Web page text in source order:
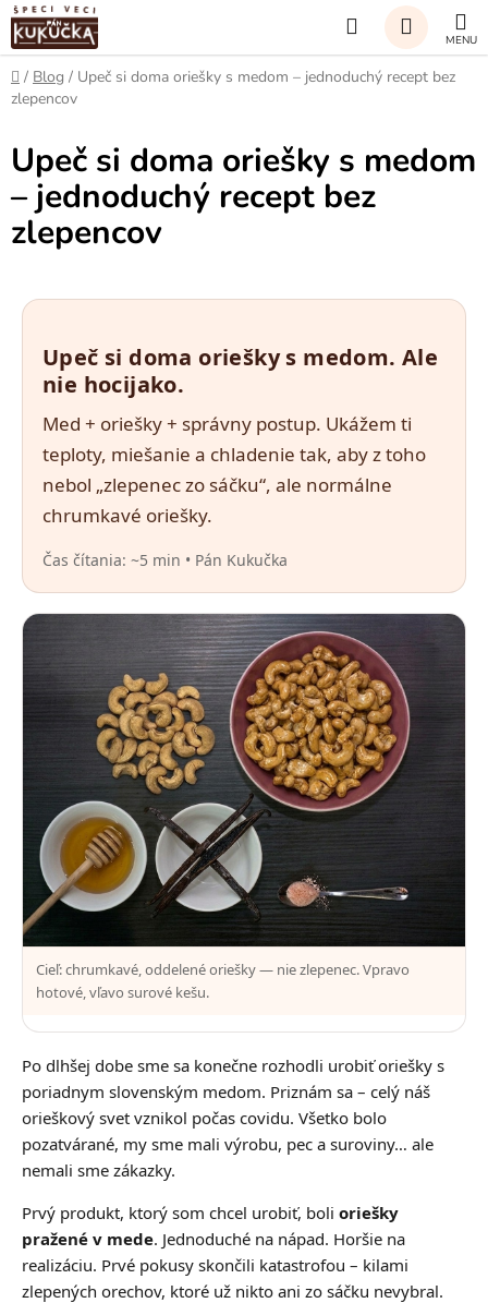
Prejsť
na
obsah
Hľadať
Domov
/ Blog / Upeč si doma oriešky s medom – jednoduchý recept bez
zlepencov
Upeč si doma oriešky s medom
– jednoduchý recept bez
zlepencov
Upeč si doma oriešky s medom. Ale
nie hocijako.
Med + oriešky + správny postup. Ukážem ti
teploty, miešanie a chladenie tak, aby z toho
nebol „zlepenec zo sáčku“, ale normálne
chrumkavé oriešky.
Čas čítania: ~5 min • Pán Kukučka
Cieľ: chrumkavé, oddelené oriešky — nie zlepenec. Vpravo
hotové, vľavo surové kešu.
Po dlhšej dobe sme sa konečne rozhodli urobiť oriešky s
poriadnym slovenským medom. Priznám sa – celý náš
orieškový svet vznikol počas covidu. Všetko bolo
pozatvárané, my sme mali výrobu, pec a suroviny… ale
nemali sme zákazky.
Prvý produkt, ktorý som chcel urobiť, boli oriešky
pražené v mede. Jednoduché na nápad. Horšie na
realizáciu. Prvé pokusy skončili katastrofou – kilami
zlepených orechov, ktoré už nikto ani zo sáčku nevybral.